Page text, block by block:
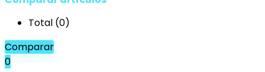
Total (0)
Comparar
0